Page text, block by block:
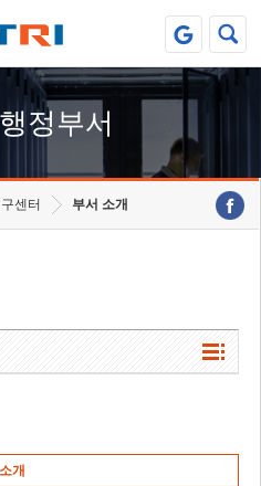
정부서
센터 부서 소개
소개